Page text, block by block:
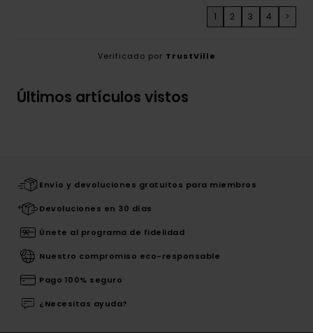
1 2 3 4 >
Verificado por TrustVille
Últimos artículos vistos
Envío y devoluciones gratuitos para miembros
Devoluciones en 30 días
Únete al programa de fidelidad
Nuestro compromiso eco-responsable
Pago 100% seguro
¿Necesitas ayuda?